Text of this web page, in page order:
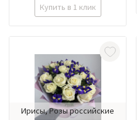
Купить в 1 клик
Ирисы, Розы российские